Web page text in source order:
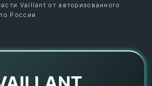
Vaillant от авторизованного
России